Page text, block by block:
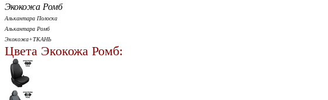
Экокожа Ромб
Алькантара Полоска
Алькантара Ромб
Экокожа+ТКАНЬ
Цвета Экокожа Ромб: